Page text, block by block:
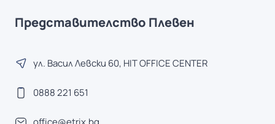
Представителство Плевен
ул. Васил Левски 60, HIT OFFICE CENTER
0888 221 651